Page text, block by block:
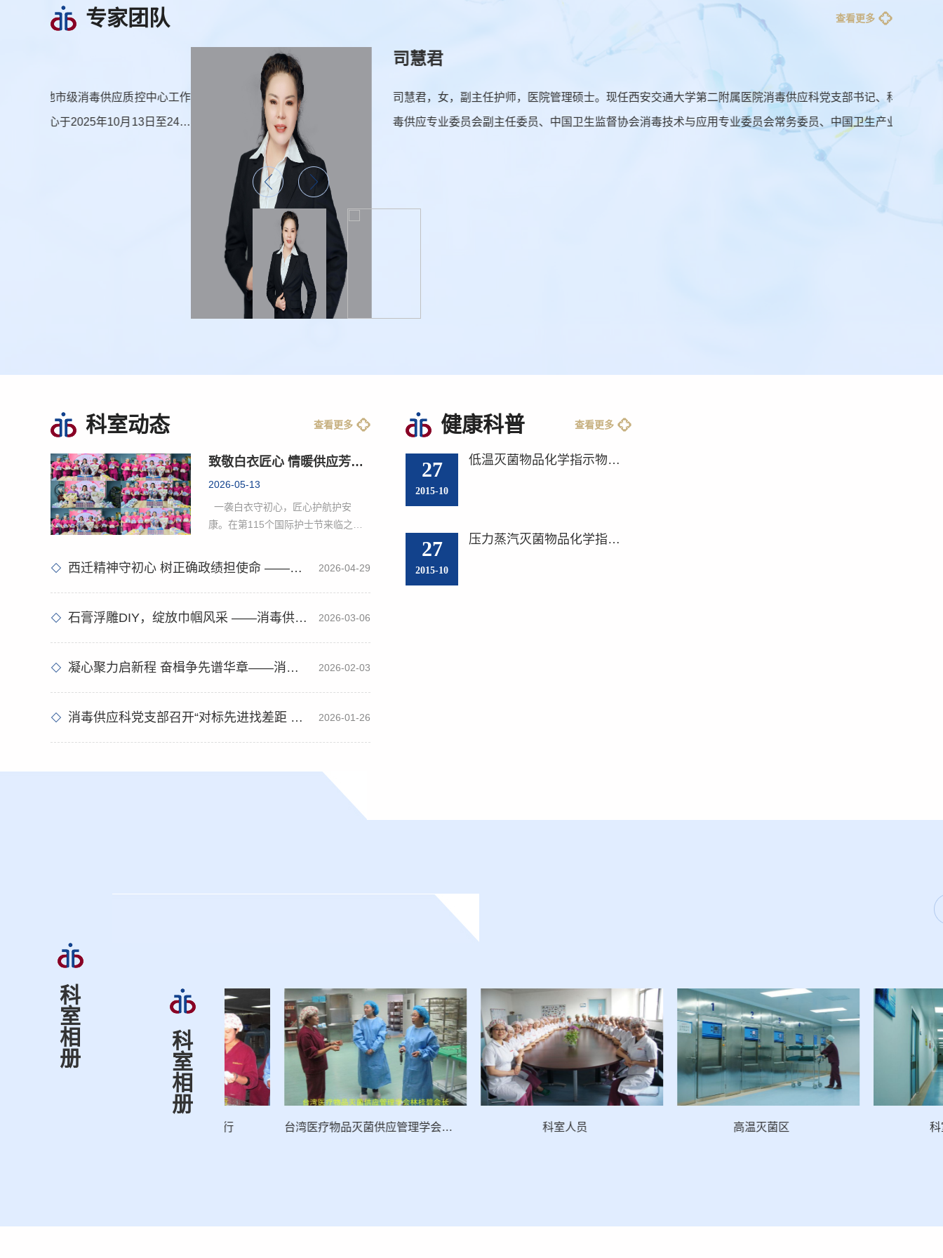
专家团队 查看更多
司慧君
司慧君，女，副主任护师，医院管理硕士。现任西安交通大学第二附属医院消毒供应科党支部书记、科主任，兼任中华护理学会消
毒供应专业委员会副主任委员、中国卫生监督协会消毒技术与应用专业委员会常务委员、中国卫生产业企业管理协会消毒产业分会
理事会常务理事、中国卫生监督协会消毒与感染控制委员会委员、西部护理联盟消毒供应学组专家组成员、陕西省护理学会消毒供
应专业委员会主任委员、陕西省消毒供应医疗质量控制中心主任委员、...
科室动态 查看更多
致敬白衣匠心 情暖供应芳华 ——消毒供应科开展护士节主题庆祝活动
2026-05-13
一袭白衣守初心，匠心护航护安
康。在第115个国际护士节来临之
坚守、无私奉献的消毒供应科护理人
员，我科精心组织开展护士节主题庆
祝活动，以温情相聚、趣味同行的方
式，共度属于白衣天使的美好节日。
岗位的全体护理同仁，致以节日最诚
守院感底线、精研消毒灭菌、...
西迁精神守初心 树正确政绩担使命 ——西安交大二院消毒供应科党支部召开主题党员大会 2026-04-29
石膏浮雕DIY，绽放巾帼风采 ——消毒供应科举办"做自己的艺术家"三八妇女节主题活动 2026-03-06
凝心聚力启新程 奋楫争先谱华章——消毒供应科举办2025年度总结表彰联欢会 2026-02-03
消毒供应科党支部召开“对标先进找差距 改进作风提质效”专题组织生活会 2026-01-26
健康科普 查看更多
27
2015-10
低温灭菌物品化学指示物前后对照版
27
2015-10
压力蒸汽灭菌物品化学指示物灭菌前后对照版
科
室
相
册
科
室
相
册
台湾医疗物品灭菌供应管理学会林圭碧会长 高温灭菌区 科室内走廊